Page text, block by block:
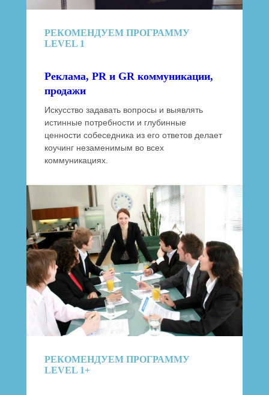
РЕКОМЕНДУЕМ ПРОГРАММУ
LEVEL 1
Реклама, PR и GR коммуникации,
продажи
Искусство задавать вопросы и выявлять
истинные потребности и глубинные
ценности собеседника из его ответов делает
коучинг незаменимым во всех
коммуникациях.
РЕКОМЕНДУЕМ ПРОГРАММУ
LEVEL 1+